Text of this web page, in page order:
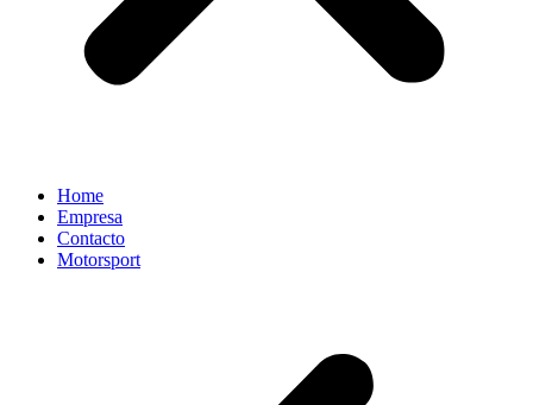
Home
Empresa
Contacto
Motorsport